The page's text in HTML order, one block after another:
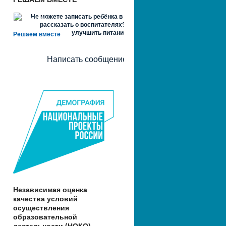
Решаем вместе
Не можете записать ребёнка в сад? Хотите
рассказать о воспитателях? Знаете, как
улучшить питание и занятия?
Написать сообщение
Независимая оценка
качества условий
осуществления
образовательной